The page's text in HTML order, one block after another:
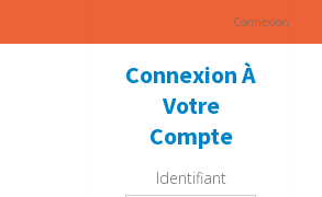
Connexion
Connexion À
Votre
Compte
Identifiant